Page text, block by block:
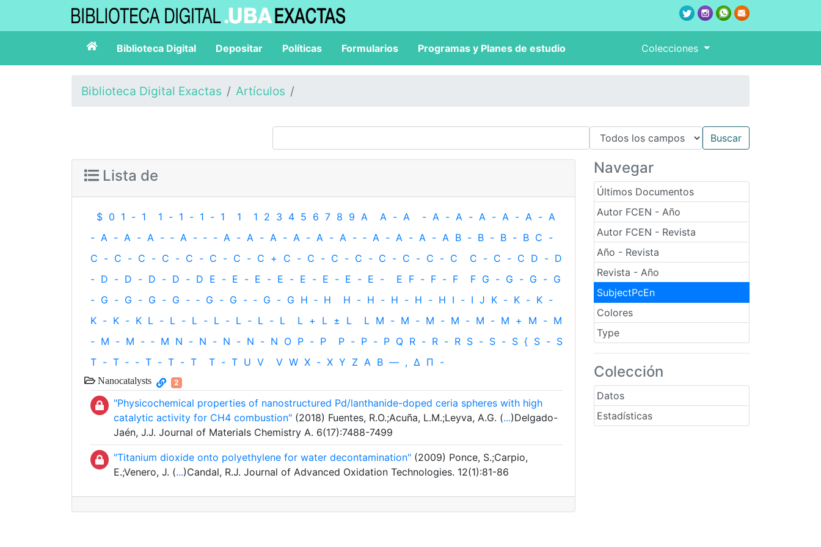
Biblioteca Digital Depositar Políticas Formularios Programas y Planes de estudio Colecciones
Biblioteca Digital Exactas Artículos
Navegar
Últimos Documentos
Autor FCEN - Año
Autor FCEN - Revista
Año - Revista
Revista - Año
SubjectPcEn
Colores
Type
Colección
Datos
Estadísticas
Lista de
$ 0 1 - 1 1 - 1 - 1 - 1 1 1 2 3 4 5 6 7 8 9 A A - A - A - A - A - A - A - A
- A - A - A - ‐ A - ‐ - A - A - A - A - A - A - ‐ A - A - A - A B - B - B - B C -
C - C - C - C - C - C - C - C + C - C - C - C - C - C - C - C C - C - C D - D
- D - D - D - D - D E - E - E - E - E - E - E - E - E F - F - F F G - G - G - G
- G - G - G - G - ‐ G - G - ‐ G - G H ‐ H H - H - H - H - H I - I J K - K - K -
K - K - K L - L - L - L - L - L - L L + L ± L L M - M - M - M - M - M + M - M
- M - M - ‐ M N - N - N - N - N O P - P P - P - P Q R - R - R S - S - S { S - S
T - T ‐ - T - T - T T - T U V V W X - X Y Z Α Β — , Δ Π -
Nanocatalysts 2
"Physicochemical properties of nanostructured Pd/lanthanide-doped ceria spheres with high
catalytic activity for CH4 combustion" (2018) Fuentes, R.O.;Acuña, L.M.;Leyva, A.G. (...)Delgado-
Jaén, J.J. Journal of Materials Chemistry A. 6(17):7488-7499
"Titanium dioxide onto polyethylene for water decontamination" (2009) Ponce, S.;Carpio,
E.;Venero, J. (...)Candal, R.J. Journal of Advanced Oxidation Technologies. 12(1):81-86